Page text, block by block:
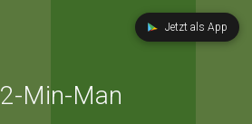
Jetzt als App
2-Min-Man